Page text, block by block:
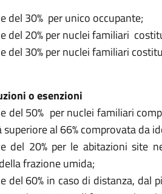
del 30% per unico occupante;
del 20% per nuclei familiari
del 30% per nuclei familiari
o esenzioni
del 50% per nuclei familiari
al 66% comprovata da
del 20% per le abitazioni site
frazione umida;
del 60% in caso di distanza,